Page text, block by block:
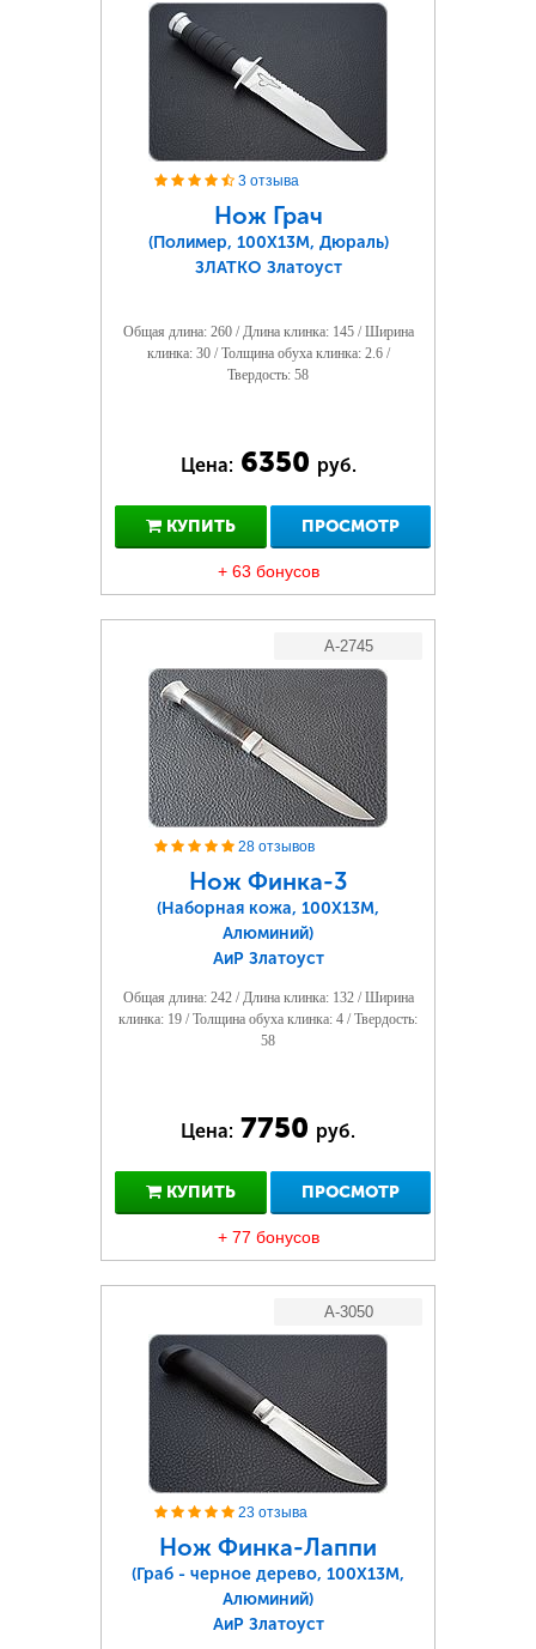
3 отзыва
Нож Грач
(Полимер, 100Х13М, Дюраль)
ЗЛАТКО Златоуст
Общая длина: 260 / Длина клинка: 145 / Ширина
клинка: 30 / Толщина обуха клинка: 2.6 /
Твердость: 58
Цена: 6350 руб.
КУПИТЬ ПРОСМОТР
+ 63 бонусов
A-2745
28 отзывов
Нож Финка-3
(Наборная кожа, 100Х13М,
Алюминий)
АиР Златоуст
Общая длина: 242 / Длина клинка: 132 / Ширина
клинка: 19 / Толщина обуха клинка: 4 / Твердость:
58
Цена: 7750 руб.
КУПИТЬ ПРОСМОТР
+ 77 бонусов
A-3050
23 отзыва
Нож Финка-Лаппи
(Граб - черное дерево, 100Х13М,
Алюминий)
АиР Златоуст